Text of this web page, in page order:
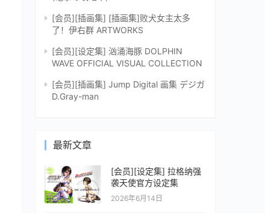
[会员][插画集] [插画集]败犬女主太多
了！伊右群 ARTWORKS
[会员][设定集] 汹涌海豚 DOLPHIN
WAVE OFFICIAL VISUAL COLLECTION
[会员][插画集] Jump Digital 画集 デジガ
D.Gray-man
最新文章
[会员][设定集] 拉格纳强
袭天使官方设定集
2026年6月14日